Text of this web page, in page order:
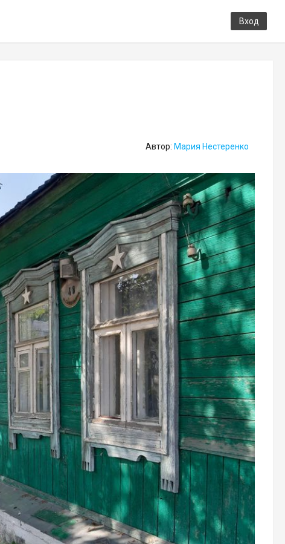
Вход
Автор: Мария Нестеренко